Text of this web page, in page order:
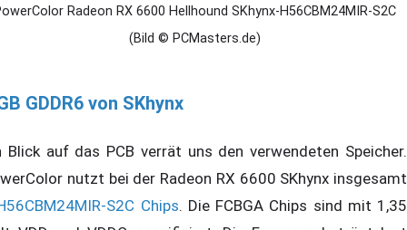
Radeon RX 6600 Hellhound SKhynx-H56CBM24MIR-S2C
(Bild © PCMasters.de)
GDDR6 von SKhynx
Blick auf das PCB verrät uns den verwendeten Speicher.
nutzt bei der Radeon RX 6600 SKhynx insgesamt
S2C Chips. Die FCBGA Chips sind mit 1,35